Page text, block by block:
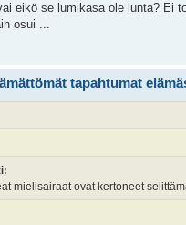
eikö se lumikasa ole lunta? Ei
osui ...
tapahtumat
mielisairaat ovat kertoneet